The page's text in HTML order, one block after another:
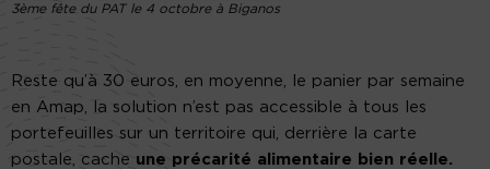
3ème fête du PAT le 4 octobre à Biganos
Reste qu’à 30 euros, en moyenne, le panier par semaine
en Amap, la solution n’est pas accessible à tous les
portefeuilles sur un territoire qui, derrière la carte
postale, cache une précarité alimentaire bien réelle.